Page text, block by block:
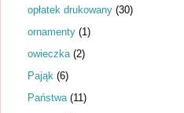
opłatek drukowany (30)
ornamenty (1)
owieczka (2)
Pająk (6)
Państwa (11)